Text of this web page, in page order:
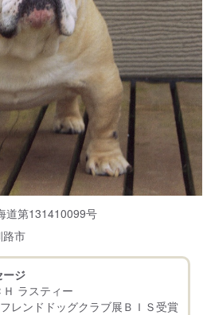
道第131410099号
路市
ージ
ラスティー
レンドドッグクラブ展ＢＩＳ受賞